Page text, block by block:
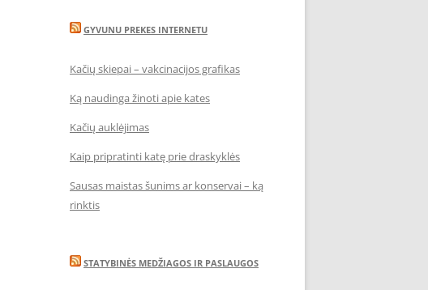
GYVUNU PREKES INTERNETU
Kačių skiepai – vakcinacijos grafikas
Ką naudinga žinoti apie kates
Kačių auklėjimas
Kaip pripratinti katę prie draskyklės
Sausas maistas šunims ar konservai – ką
rinktis
STATYBINĖS MEDŽIAGOS IR PASLAUGOS